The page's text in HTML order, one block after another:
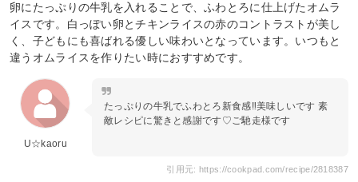
卵にたっぷりの牛乳を入れることで、ふわとろに仕上げたオムラ
イスです。白っぽい卵とチキンライスの赤のコントラストが美し
く、子どもにも喜ばれる優しい味わいとなっています。いつもと
違うオムライスを作りたい時におすすめです。
U☆kaoru
たっぷりの牛乳でふわとろ新食感‼︎美味しいです 素
敵レシピに驚きと感謝です♡ご馳走様です
引用元: https://cookpad.com/recipe/2818387